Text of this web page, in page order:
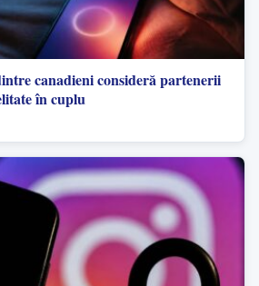
canadieni consideră partenerii
în cuplu